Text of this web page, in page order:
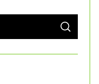
S
A
C